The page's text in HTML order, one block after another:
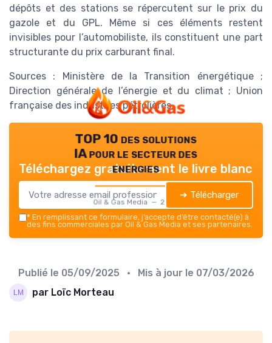
dépôts et des stations se répercutent sur le prix du
gazole et du GPL. Même si ces éléments restent
invisibles pour l’automobiliste, ils constituent une part
structurante du prix carburant final.
Sources : Ministère de la Transition énergétique ;
Direction générale de l’énergie et du climat ; Union
française des industries pétrolières.
TOP 10 des solutions
IA pour le secteur des
energies
Oil & Gas Media — 2026
Téléchargez gratuitement le livre blanc
➔ Télécharger
* En remplissant ce formulaire, j’accepte d’être contacté(e) à
des fins commerciales par Oil & Gas Media et ses partenaires.
Publié le 05/09/2025 • Mis à jour le 07/03/2026
par Loïc Morteau